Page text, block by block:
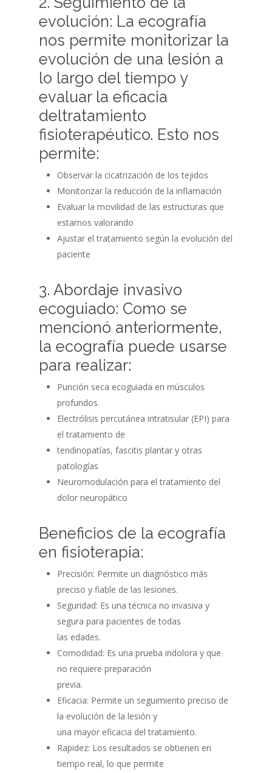
evolución: La ecografía
nos permite monitorizar la
evolución de una lesión a
lo largo del tiempo y
evaluar la eficacia
deltratamiento
fisioterapéutico. Esto nos
permite:
Observar la cicatrización de los tejidos
Monitorizar la reducción de la inflamación
Evaluar la movilidad de las estructuras que
estamos valorando
Ajustar el tratamiento según la evolución del
paciente
3. Abordaje invasivo
ecoguiado: Como se
mencionó anteriormente,
la ecografía puede usarse
para realizar:
Punción seca ecoguiada en músculos
profundos.
Electrólisis percutánea intratisular (EPI) para
el tratamiento de
tendinopatías, fascitis plantar y otras
patologías
Neuromodulación para el tratamiento del
dolor neuropático
Beneficios de la ecografía
en fisioterapia:
Precisión: Permite un diagnóstico más
preciso y fiable de las lesiones.
Seguridad: Es una técnica no invasiva y
segura para pacientes de todas
las edades.
Comodidad: Es una prueba indolora y que
no requiere preparación
previa.
Eficacia: Permite un seguimiento preciso de
la evolución de la lesión y
una mayor eficacia del tratamiento.
Rapidez: Los resultados se obtienen en
tiempo real, lo que permite